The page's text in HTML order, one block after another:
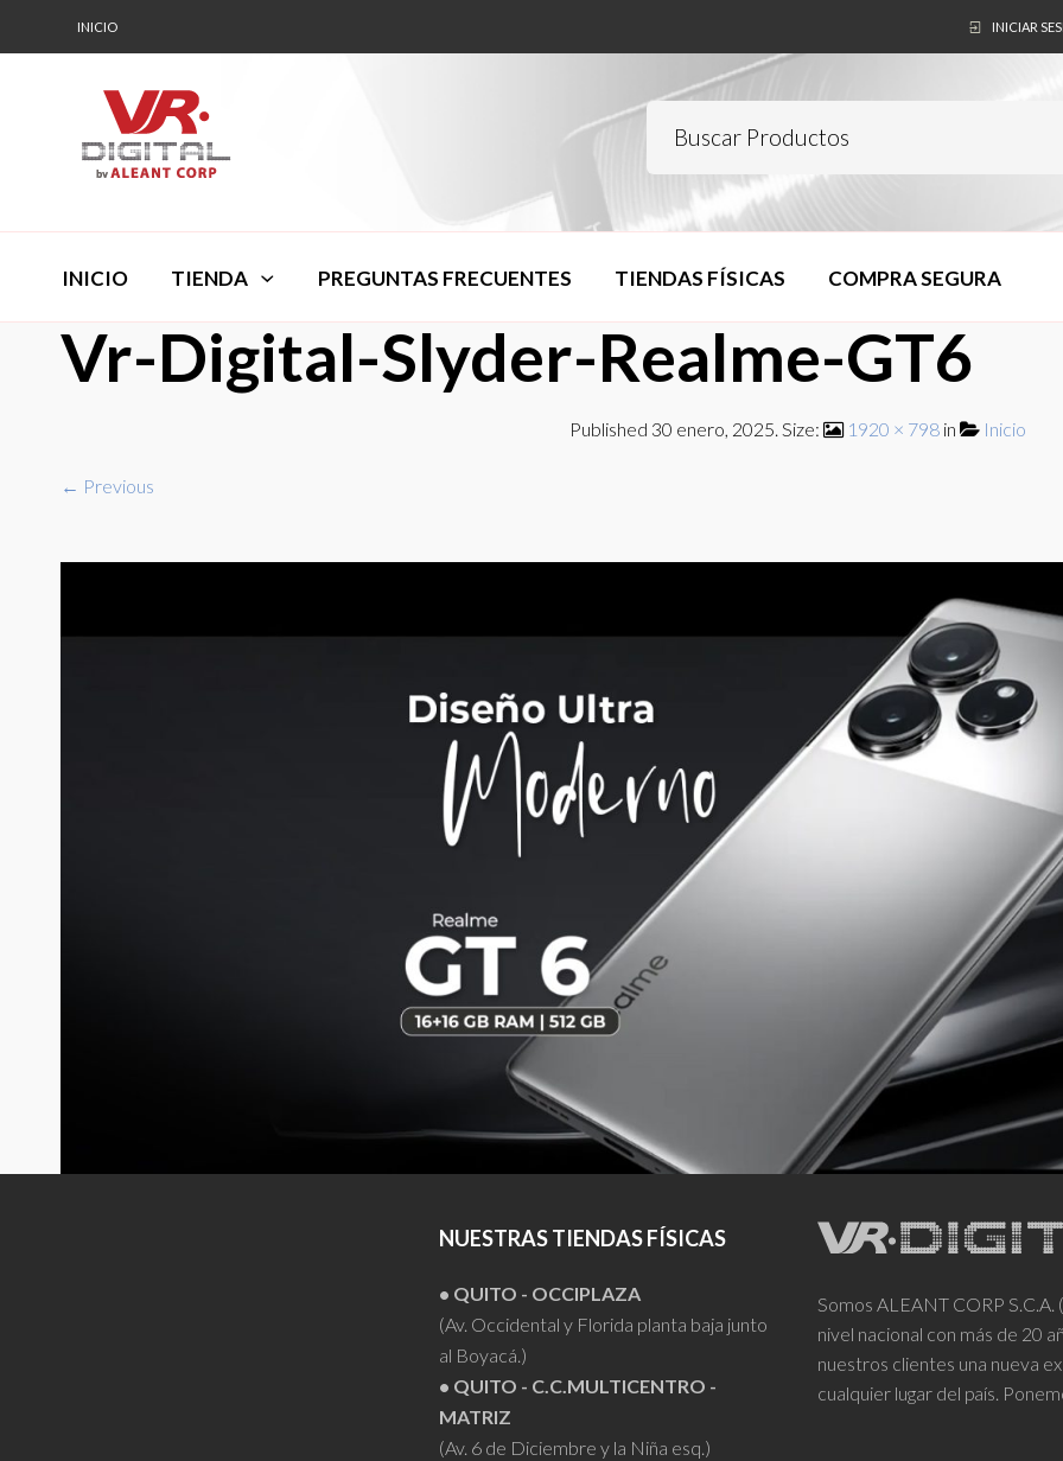
INICIO INICIAR
INICIO TIENDA PREGUNTAS FRECUENTES TIENDAS FÍSICAS COMPRA SEGURA
Vr-Digital-Slyder-Realme-GT6
Published 30 enero, 2025. Size: 1920 × 798in Inicio
← Previous
NUESTRAS TIENDAS FÍSICAS
• QUITO - OCCIPLAZA
(Av. Occidental y Florida planta baja junto
al Boyacá.)
• QUITO - C.C.MULTICENTRO -
MATRIZ
(Av. 6 de Diciembre y la Niña esq.)
Somos ALEANT CORP
nivel nacional con más de 20
nuestros clientes una nueva
cualquier lugar del país.